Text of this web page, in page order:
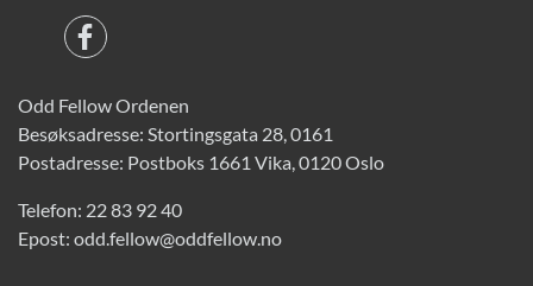
Odd Fellow Ordenen
Besøksadresse: Stortingsgata 28, 0161
Postadresse: Postboks 1661 Vika, 0120 Oslo
Telefon: 22 83 92 40
Epost: odd.fellow@oddfellow.no